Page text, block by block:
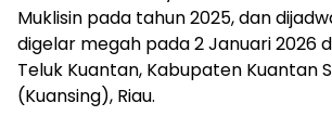
Muklisin pada tahun 2025, dan
digelar megah pada 2 Januari 2026
Teluk Kuantan, Kabupaten Kuantan
(Kuansing), Riau.